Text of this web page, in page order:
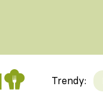
Trendy: